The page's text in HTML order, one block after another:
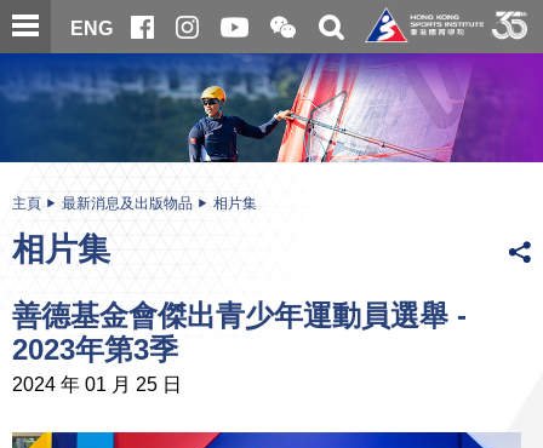
跳
至
內
ENG
開
合
微
信
二
維
碼
關
搜
尋
内
主頁 最新消息及出版物品 相片集
相片集
善德基金會傑出青少年運動員選舉 -
2023年第3季
2024 年 01 月 25 日